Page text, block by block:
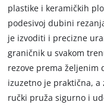
plastike i keramičkih
podesivoj dubini
je izvoditi i precizne
graničnik u svakom
rezove prema željenim
izuzetno je praktična,
ručki pruža sigurno i